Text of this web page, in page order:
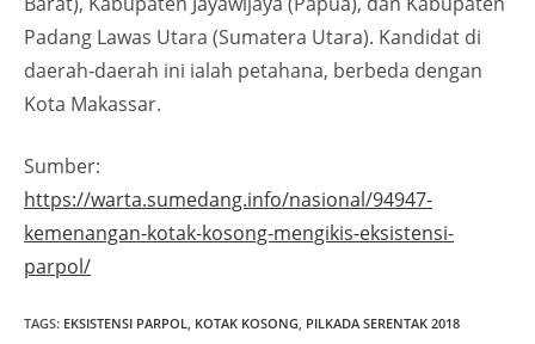
Padang Lawas Utara (Sumatera Utara). Kandidat di
daerah-daerah ini ialah petahana, berbeda dengan
Kota Makassar.
Sumber:
https://warta.sumedang.info/nasional/94947-
kemenangan-kotak-kosong-mengikis-eksistensi-
parpol/
TAGS: EKSISTENSI PARPOL, KOTAK KOSONG, PILKADA SERENTAK 2018